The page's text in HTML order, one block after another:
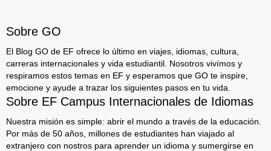
Sobre GO
El Blog GO de EF ofrece lo último en viajes, idiomas, cultura,
carreras internacionales y vida estudiantil. Nosotros vivímos y
respiramos estos temas en EF y esperamos que GO te inspire,
emocione y ayude a trazar los siguientes pasos en tu vida.
Sobre EF Campus Internacionales de Idiomas
Nuestra misión es simple: abrir el mundo a través de la educación.
Por más de 50 años, millones de estudiantes han viajado al
extranjero con nostros para aprender un idioma y sumergirse en